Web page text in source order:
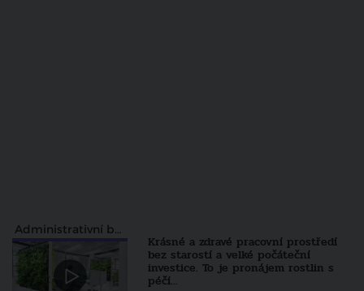
Administrativní budovy
Krásné a zdravé pracovní prostředí
bez starostí a velké počáteční
investice. To je pronájem rostlin s
péčí...